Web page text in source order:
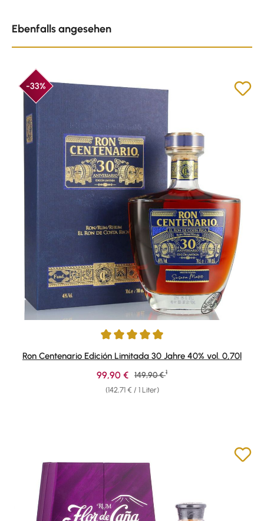
Ebenfalls angesehen
-33%
Durchschnittliche Bewertung von 4.92 von 5 Sternen
Ron Centenario Edición Limitada 30 Jahre 40% vol. 0,70l
(142,71 € / 1 Liter)
Verkaufspreis:
99,90 € Regulärer Preis:
149,90 € 1